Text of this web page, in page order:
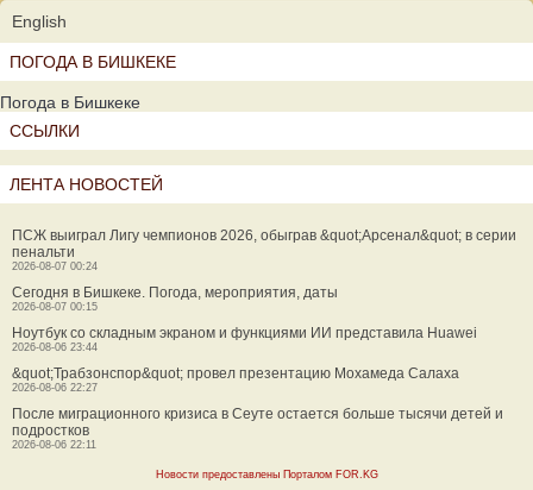
English
ПОГОДА В БИШКЕКЕ
Погода в Бишкеке
ССЫЛКИ
ЛЕНТА НОВОСТЕЙ
ПСЖ выиграл Лигу чемпионов 2026, обыграв &quot;Арсенал&quot; в серии
пенальти
2026-08-07 00:24
Сегодня в Бишкеке. Погода, мероприятия, даты
2026-08-07 00:15
Ноутбук со складным экраном и функциями ИИ представила Huawei
2026-08-06 23:44
&quot;Трабзонспор&quot; провел презентацию Мохамеда Салаха
2026-08-06 22:27
После миграционного кризиса в Сеуте остается больше тысячи детей и
подростков
2026-08-06 22:11
Новости предоставлены Порталом FOR.KG